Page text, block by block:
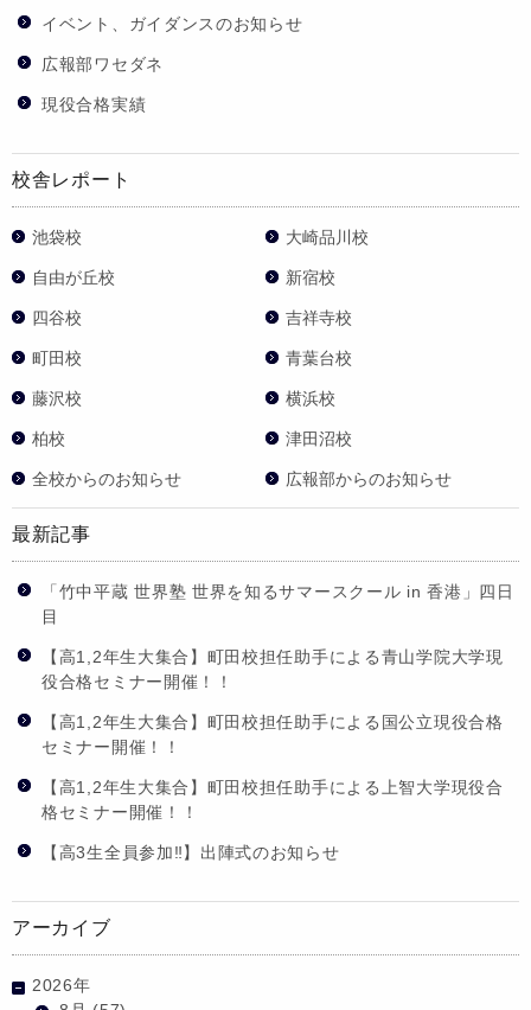
イベント、ガイダンスのお知らせ
広報部ワセダネ
現役合格実績
校舎レポート
池袋校 大崎品川校
自由が丘校 新宿校
四谷校 吉祥寺校
町田校 青葉台校
藤沢校 横浜校
柏校 津田沼校
全校からのお知らせ 広報部からのお知らせ
最新記事
「竹中平蔵 世界塾 世界を知るサマースクール in 香港」四日
目
【高1,2年生大集合】町田校担任助手による青山学院大学現
役合格セミナー開催！！
【高1,2年生大集合】町田校担任助手による国公立現役合格
セミナー開催！！
【高1,2年生大集合】町田校担任助手による上智大学現役合
格セミナー開催！！
【高3生全員参加‼】出陣式のお知らせ
アーカイブ
2026年